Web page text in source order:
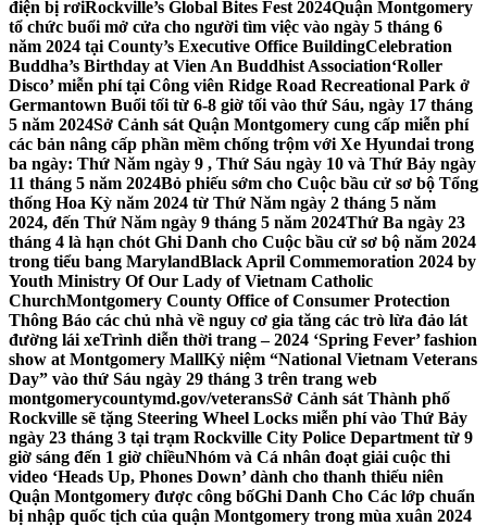
điện bị rơiRockville’s Global Bites Fest 2024Quận Montgomery
tổ chức buổi mở cửa cho người tìm việc vào ngày 5 tháng 6
năm 2024 tại County’s Executive Office BuildingCelebration
Buddha’s Birthday at Vien An Buddhist Association‘Roller
Disco’ miễn phí tại Công viên Ridge Road Recreational Park ở
Germantown Buổi tối từ 6-8 giờ tối vào thứ Sáu, ngày 17 tháng
5 năm 2024Sở Cảnh sát Quận Montgomery cung cấp miễn phí
các bản nâng cấp phần mềm chống trộm với Xe Hyundai trong
ba ngày: Thứ Năm ngày 9 , Thứ Sáu ngày 10 và Thứ Bảy ngày
11 tháng 5 năm 2024Bỏ phiếu sớm cho Cuộc bầu cử sơ bộ Tổng
thống Hoa Kỳ năm 2024 từ Thứ Năm ngày 2 tháng 5 năm
2024, đến Thứ Năm ngày 9 tháng 5 năm 2024Thứ Ba ngày 23
tháng 4 là hạn chót Ghi Danh cho Cuộc bầu cử sơ bộ năm 2024
trong tiểu bang MarylandBlack April Commemoration 2024 by
Youth Ministry Of Our Lady of Vietnam Catholic
ChurchMontgomery County Office of Consumer Protection
Thông Báo các chủ nhà về nguy cơ gia tăng các trò lừa đảo lát
đường lái xeTrình diễn thời trang – 2024 ‘Spring Fever’ fashion
show at Montgomery MallKỷ niệm “National Vietnam Veterans
Day” vào thứ Sáu ngày 29 tháng 3 trên trang web
montgomerycountymd.gov/veteransSở Cảnh sát Thành phố
Rockville sẽ tặng Steering Wheel Locks miễn phí vào Thứ Bảy
ngày 23 tháng 3 tại trạm Rockville City Police Department từ 9
giờ sáng đến 1 giờ chiềuNhóm và Cá nhân đoạt giải cuộc thi
video ‘Heads Up, Phones Down’ dành cho thanh thiếu niên
Quận Montgomery được công bốGhi Danh Cho Các lớp chuẩn
bị nhập quốc tịch của quận Montgomery trong mùa xuân 2024